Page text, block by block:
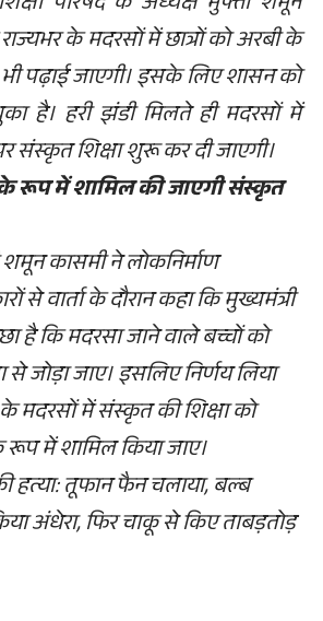
के मदरसों में छात्रों को अरबी के
पढ़ाई जाएगी। इसके लिए शासन को
है। हरी झंडी मिलते ही मदरसों में
संस्कृत शिक्षा शुरू कर दी जाएगी।
रूप में शामिल की जाएगी संस्कृत
कासमी ने लोकनिर्माण
से वार्ता के दौरान कहा कि मुख्यमंत्री
है कि मदरसा जाने वाले बच्चों को
से जोड़ा जाए। इसलिए निर्णय लिया
मदरसों में संस्कृत की शिक्षा को
में शामिल किया जाए।
हत्या: तूफान फैन चलाया, बल्ब
अंधेरा, फिर चाकू से किए ताबड़तोड़